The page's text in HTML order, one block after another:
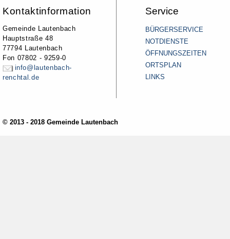
Kontaktinformation
Gemeinde Lautenbach
Hauptstraße 48
77794 Lautenbach
Fon 07802 - 9259-0
info@lautenbach-
renchtal.de
Service
BÜRGERSERVICE
NOTDIENSTE
ÖFFNUNGSZEITEN
ORTSPLAN
LINKS
© 2013 - 2018 Gemeinde Lautenbach